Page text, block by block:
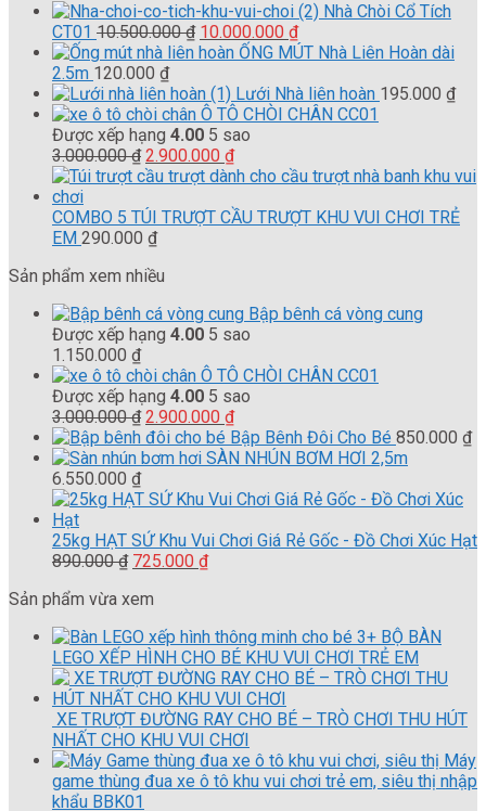
Nhà Chòi Cổ Tích
CT01 10.500.000₫ Giá
gốc
10.500.000 ₫.
10.000.000 ₫Giá
hiện
là:
10.000.000 ₫.
ỐNG MÚT Nhà Liên Hoàn dài
2.5m 120.000 ₫
Lưới Nhà liên hoàn 195.000 ₫
Ô TÔ CHÒI CHÂN CC01
Được xếp hạng 4.00 5 sao
3.000.000₫ Giá
gốc
3.000.000 ₫.
2.900.000 ₫Giá
hiện
là:
COMBO 5 TÚI TRƯỢT CẦU TRƯỢT KHU VUI CHƠI TRẺ
EM 290.000 ₫
Sản phẩm xem nhiều
Bập bênh cá vòng cung
Được xếp hạng 4.00 5 sao
1.150.000 ₫
Ô TÔ CHÒI CHÂN CC01
Được xếp hạng 4.00 5 sao
3.000.000₫ Giá
gốc
là:
2.900.000 ₫Giá
hiện
tại
2.900.000 ₫.
Bập Bênh Đôi Cho Bé 850.000 ₫
SÀN NHÚN BƠM HƠI 2,5m
6.550.000 ₫
25kg HẠT SỨ Khu Vui Chơi Giá Rẻ Gốc - Đồ Chơi Xúc Hạt
890.000₫ Giá
là:
725.000 ₫Giá
725.000 ₫.
Sản phẩm vừa xem
3+ BỘ BÀN
LEGO XẾP HÌNH CHO BÉ KHU VUI CHƠI TRẺ EM
XE TRƯỢT ĐƯỜNG RAY CHO BÉ – TRÒ CHƠI THU HÚT
NHẤT CHO KHU VUI CHƠI
Máy
game thùng đua xe ô tô khu vui chơi trẻ em, siêu thị nhập
khẩu BBK01